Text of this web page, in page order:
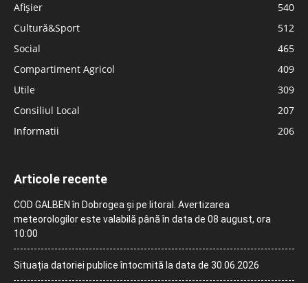
Afișier
540
Cultură&Sport
512
Social
465
Compartiment Agricol
409
Utile
309
Consiliul Local
207
Informatii
206
Articole recente
COD GALBEN în Dobrogea și pe litoral. Avertizarea
meteorologilor este valabilă până în data de 08 august, ora
10:00
Situația datoriei publice întocmită la data de 30.06.2026